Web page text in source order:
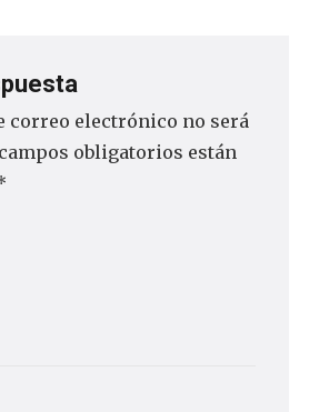
correo electrónico no será
obligatorios están